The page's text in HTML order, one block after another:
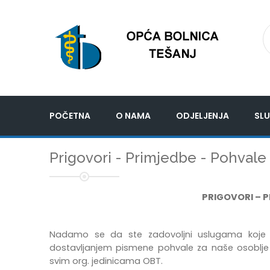
POČETNA O NAMA ODJELJENJA
Prigovori - Primjedbe - Pohvale
PRIGOVORI –
Nadamo se da ste zadovoljni uslugama
dostavljanjem pismene pohvale za naše
svim org. jedinicama OBT.